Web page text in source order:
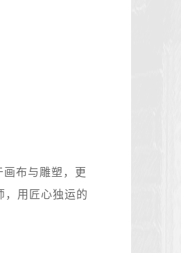
布与雕塑，更
，用匠心独运的